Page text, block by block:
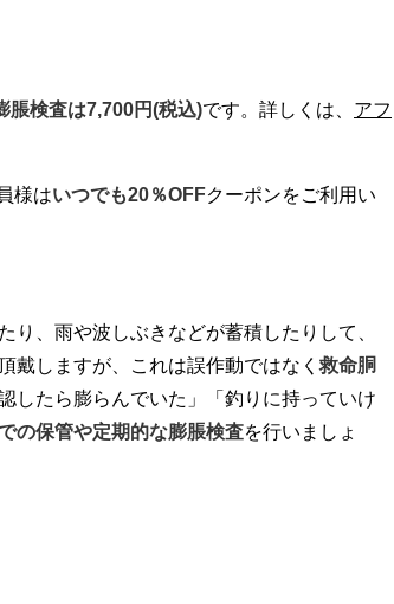
脹検査は7,700円(税込)です。詳しくは、 アフ
様はいつでも20％OFFクーポンをご利用い
り、雨や波しぶきなどが蓄積したりして、
戴しますが、これは誤作動ではなく救命胴
したら膨らんでいた」「釣りに持っていけ
の保管や定期的な膨脹検査を行いましょ